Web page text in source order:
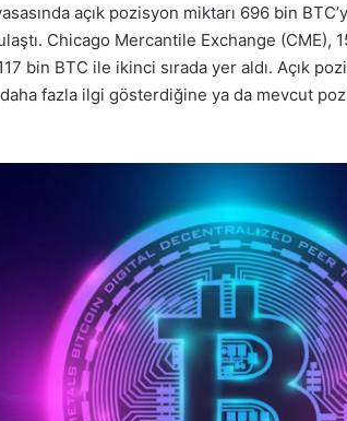
açık pozisyon miktarı 696 bin
Chicago Mercantile Exchange (CME),
bin BTC ile ikinci sırada yer aldı. Açık
daha fazla ilgi gösterdiğine ya da mevcut